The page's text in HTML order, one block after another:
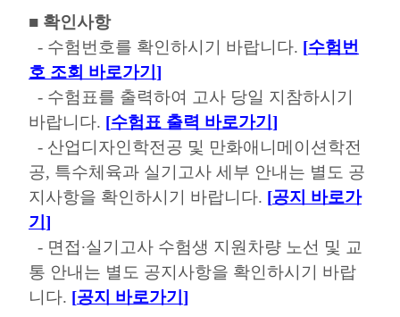
■ 확인사항
- 수험번호를 확인하시기 바랍니다. [수험번
호 조회 바로가기 ]
- 수험표를 출력하여 고사 당일 지참하시기
바랍니다. [수험표 출력 바로가기 ]
- 산업디자인학전공 및 만화애니메이션학전
공, 특수체육과 실기고사 세부 안내는 별도 공
지사항을 확인하시기 바랍니다. [공지 바로가
기 ]
- 면접∙실기고사 수험생 지원차량 노선 및 교
통 안내는 별도 공지사항을 확인하시기 바랍
니다. [공지 바로가기 ]